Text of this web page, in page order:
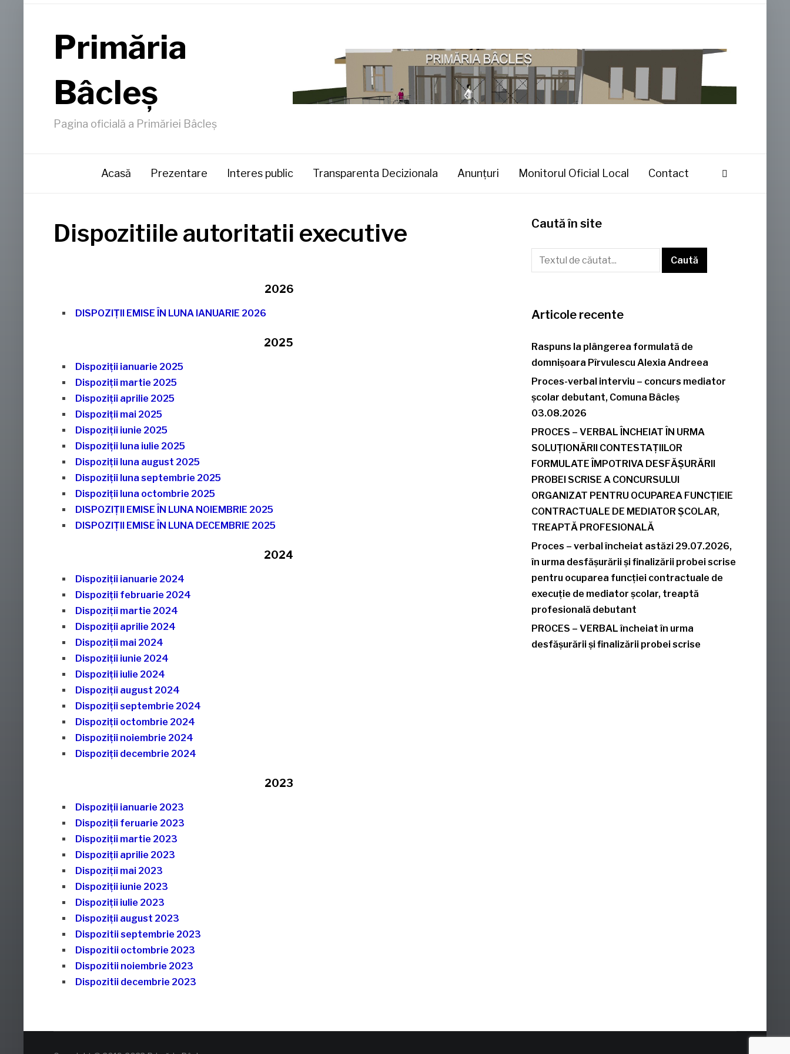
Primăria
Bâcleş
Pagina oficială a Primăriei Bâcleş
Acasă Prezentare Interes public Transparenta Decizionala Anunţuri Monitorul Oficial Local Contact
Dispozitiile autoritatii executive
2026
DISPOZIȚII EMISE ÎN LUNA IANUARIE 2026
2025
Dispoziţii ianuarie 2025
Dispoziţii martie 2025
Dispoziţii aprilie 2025
Dispoziţii mai 2025
Dispoziţii iunie 2025
Dispoziții luna iulie 2025
Dispoziții luna august 2025
Dispoziții luna septembrie 2025
Dispoziții luna octombrie 2025
DISPOZIȚII EMISE ÎN LUNA NOIEMBRIE 2025
DISPOZIȚII EMISE ÎN LUNA DECEMBRIE 2025
2024
Dispoziţii ianuarie 2024
Dispoziţii februarie 2024
Dispoziţii martie 2024
Dispoziţii aprilie 2024
Dispoziţii mai 2024
Dispoziţii iunie 2024
Dispoziţii iulie 2024
Dispoziţii august 2024
Dispoziţii septembrie 2024
Dispoziţii octombrie 2024
Dispoziţii noiembrie 2024
Dispoziţii decembrie 2024
2023
Dispoziţii ianuarie 2023
Dispoziţii feruarie 2023
Dispoziţii martie 2023
Dispoziţii aprilie 2023
Dispoziţii mai 2023
Dispoziţii iunie 2023
Dispoziţii iulie 2023
Dispoziţii august 2023
Dispozitii septembrie 2023
Dispozitii octombrie 2023
Dispozitii noiembrie 2023
Dispozitii decembrie 2023
Caută în site
Articole recente
Raspuns la plângerea formulată de
domnișoara Pîrvulescu Alexia Andreea
Proces-verbal interviu – concurs mediator
școlar debutant, Comuna Bâcleș
03.08.2026
PROCES – VERBAL ÎNCHEIAT ÎN URMA
SOLUȚIONĂRII CONTESTAȚIILOR
FORMULATE ÎMPOTRIVA DESFĂȘURĂRII
PROBEI SCRISE A CONCURSULUI
ORGANIZAT PENTRU OCUPAREA FUNCȚIEIE
CONTRACTUALE DE MEDIATOR ȘCOLAR,
TREAPTĂ PROFESIONALĂ
Proces – verbal încheiat astăzi 29.07.2026,
în urma desfășurării și finalizării probei scrise
pentru ocuparea funcției contractuale de
execuție de mediator școlar, treaptă
profesională debutant
PROCES – VERBAL încheiat în urma
desfășurării și finalizării probei scrise